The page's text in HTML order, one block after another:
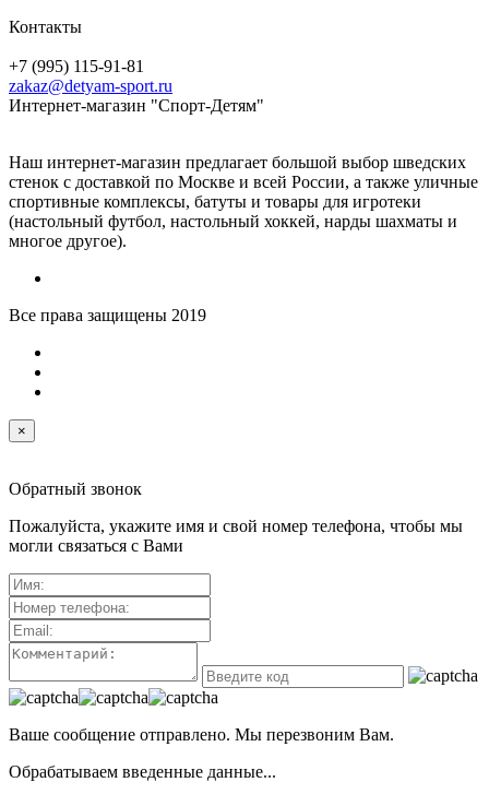
Контакты
+7 (995) 115-91-81
zakaz@detyam-sport.ru
Интернет-магазин "Спорт-Детям"
Наш интернет-магазин предлагает большой выбор шведских
стенок с доставкой по Москве и всей России, а также уличные
спортивные комплексы, батуты и товары для игротеки
(настольный футбол, настольный хоккей, нарды шахматы и
многое другое).
Все права защищены 2019
×
Обратный звонок
Пожалуйста, укажите имя и свой номер телефона, чтобы мы
могли связаться с Вами
Ваше сообщение отправлено. Мы перезвоним Вам.
Обрабатываем введенные данные...